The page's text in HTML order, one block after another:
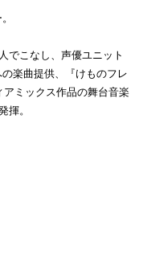
でこなし、声優ユニット
楽曲提供、『けものフレ
ミックス作品の舞台音楽
揮。